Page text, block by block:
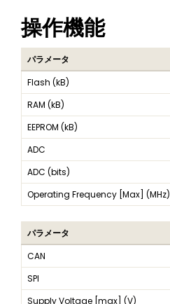
操作機能
パラメータ
Flash (kB)
RAM (kB)
EEPROM (kB)
ADC
ADC (bits)
Operating Frequency [Max] (MHz)
パラメータ
CAN
SPI
Supply Voltage [max] (V)